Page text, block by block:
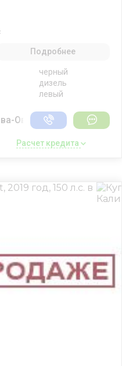
черный
дизель
левый
Подробнее
Овсеенко
Расчет кредита